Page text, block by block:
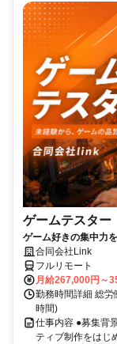
ゲームテスター
ゲーム好きの集中力
合同会社Link
フルリモート
月給267,000円～
勤務時間詳細 総
時間)
仕事内容 ●募集背
ティブ制作をはじ